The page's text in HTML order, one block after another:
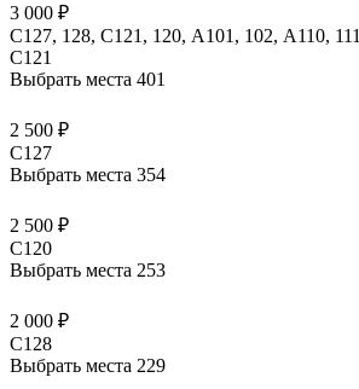
3 000 ₽
С127, 128, С121, 120, А101, 102, А110, 111
C121
Выбрать места 401
2 500 ₽
C127
Выбрать места 354
2 500 ₽
C120
Выбрать места 253
2 000 ₽
C128
Выбрать места 229